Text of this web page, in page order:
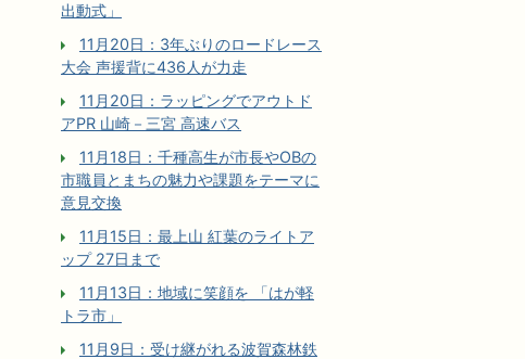
出動式」
11月20日：3年ぶりのロードレース
大会 声援背に436人が力走
11月20日：ラッピングでアウトド
アPR 山崎－三宮 高速バス
11月18日：千種高生が市長やOBの
市職員とまちの魅力や課題をテーマに
意見交換
11月15日：最上山 紅葉のライトア
ップ 27日まで
11月13日：地域に笑顔を 「はが軽
トラ市」
11月9日：受け継がれる波賀森林鉄